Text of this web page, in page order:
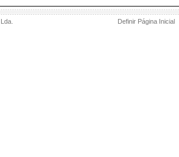
, Lda. Definir Página Inicial